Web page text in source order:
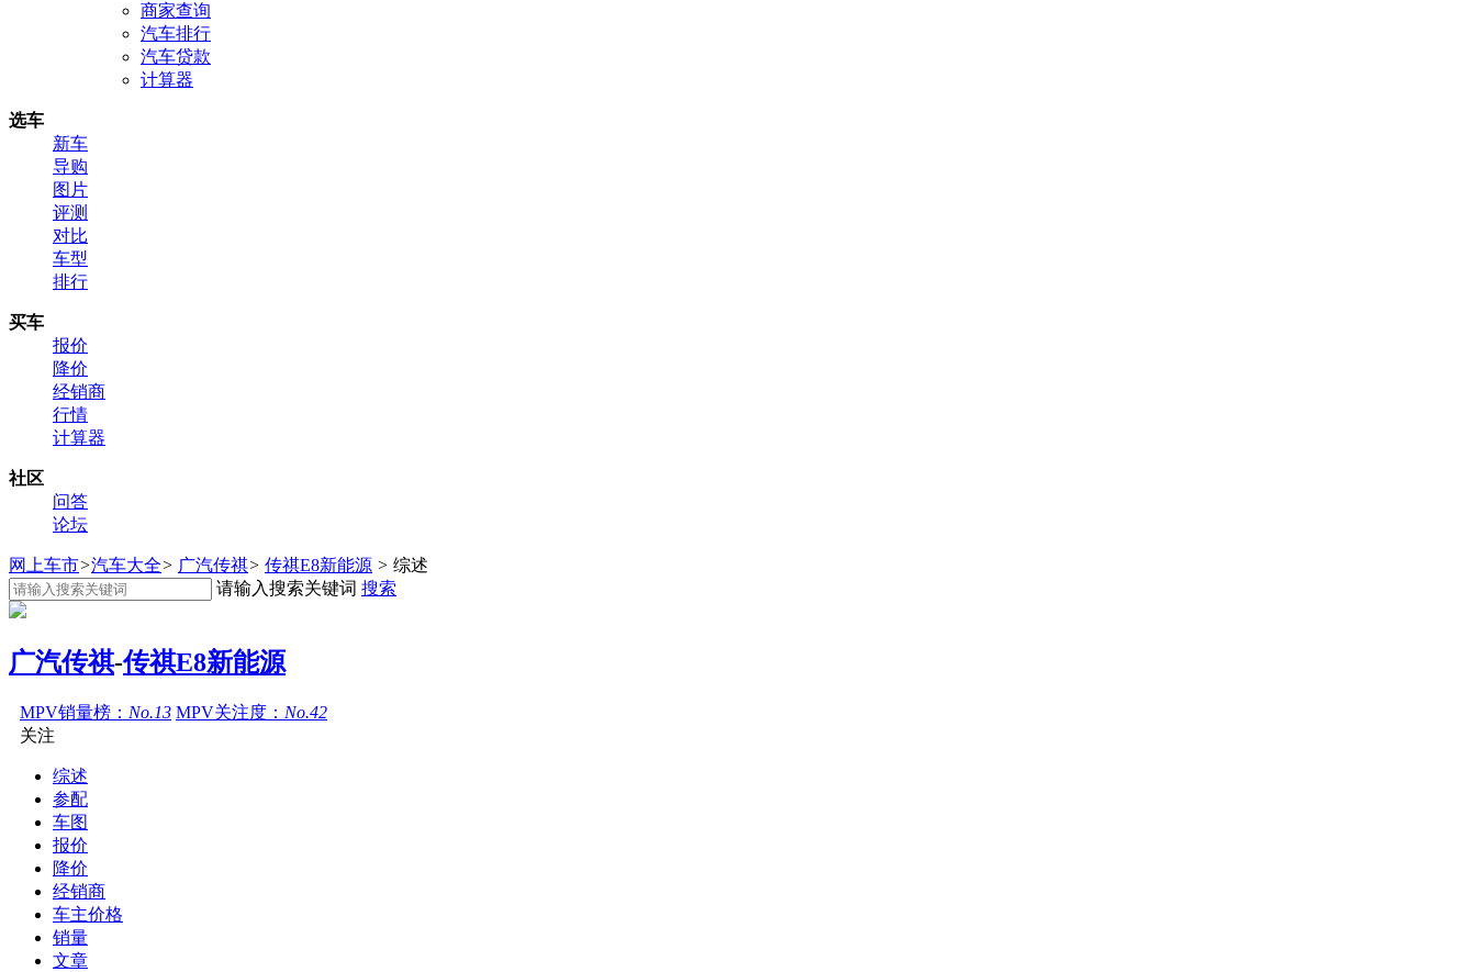
商家查询
汽车排行
汽车贷款
计算器
选车
新车
导购
图片
评测
对比
车型
排行
买车
报价
降价
经销商
行情
计算器
社区
问答
论坛
网上车市>汽车大全> 广汽传祺> 传祺E8新能源 > 综述
请输入搜索关键词 搜索
广汽传祺-传祺E8新能源
MPV销量榜： No.13 MPV关注度： No.42
关注
综述
参配
车图
报价
降价
经销商
车主价格
销量
文章